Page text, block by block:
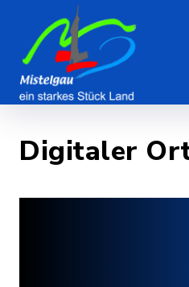
Digitaler